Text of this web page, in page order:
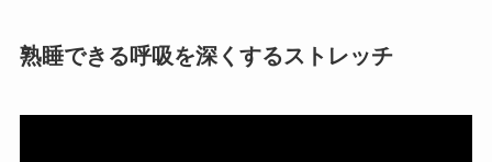
熟睡できる呼吸を深くするストレッチ